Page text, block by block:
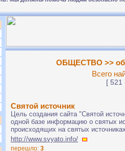
ОБЩЕСТВО >>
Всего
[ 521
Святой источник
Цель создания сайта "Святой
одной базе информацию о святых
происходящих на святых
http://www.svyato.info/
перешло: 3